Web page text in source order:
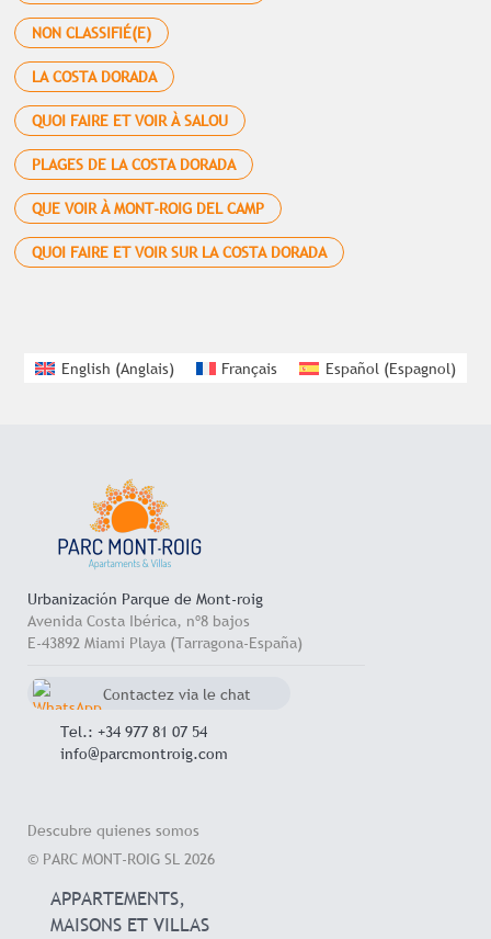
NON CLASSIFIÉ(E)
LA COSTA DORADA
QUOI FAIRE ET VOIR À SALOU
PLAGES DE LA COSTA DORADA
QUE VOIR À MONT-ROIG DEL CAMP
QUOI FAIRE ET VOIR SUR LA COSTA DORADA
English (Anglais) Français Español(Espagnol)
Urbanización Parque de Mont-roig
Avenida Costa Ibérica, nº8 bajos
E-43892 Miami Playa (Tarragona-España)
Contactez via le chat
Tel.: +34 977 81 07 54
info@parcmontroig.com
Descubre quienes somos
© PARC MONT-ROIG SL 2026
APPARTEMENTS,
MAISONS ET VILLAS